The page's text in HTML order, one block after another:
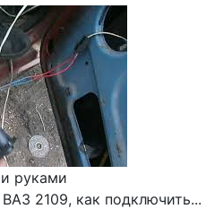
руками
2109, как подключить...